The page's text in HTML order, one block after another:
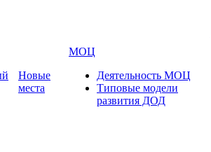
Новые
места
МОЦ
Деятельность МОЦ
Типовые модели
развития ДОД